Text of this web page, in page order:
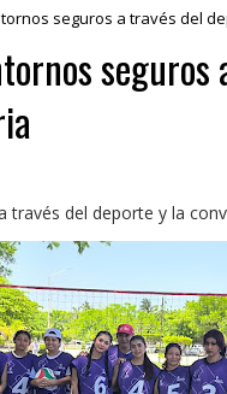
seguros a través del
del deporte y la